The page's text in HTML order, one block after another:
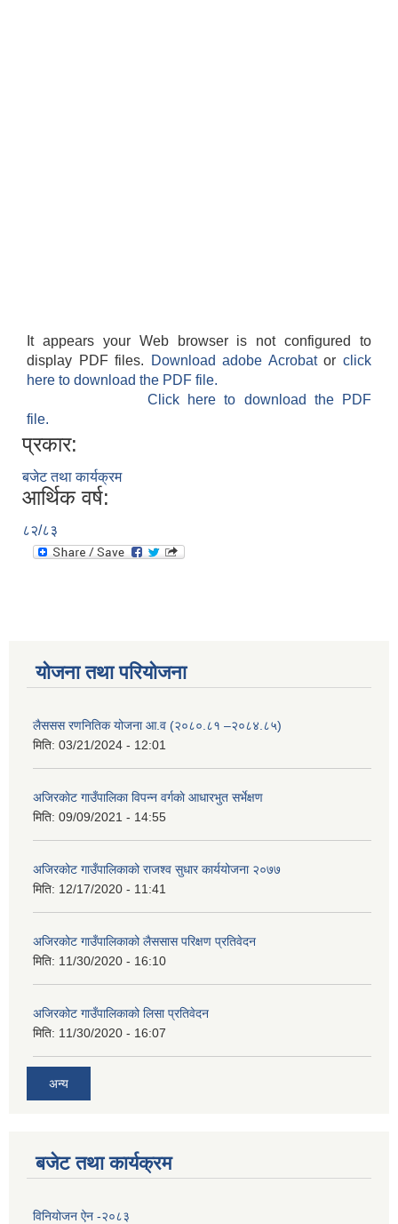
It appears your Web browser is not configured to
display PDF files.
Download adobe Acrobatorclick
here to download the PDF file.
Click here to download the PDF
file.
प्रकार:
बजेट तथा कार्यक्रम
आर्थिक वर्ष:
८२/८३
योजना तथा परियोजना
लैससस रणनितिक योजना आ.व (२०८०.८१ –२०८४.८५)
मिति: 03/21/2024 - 12:01
अजिरकाेट गाउँपालिका विपन्न वर्गकाे आधारभुत सर्भेक्षण
मिति: 09/09/2021 - 14:55
अजिरकोट गाउँपालिकाको राजश्व सुधार कार्ययोजना २०७७
मिति: 12/17/2020 - 11:41
अजिरकोट गाउँपालिकाको लैससास परिक्षण प्रतिवेदन
मिति: 11/30/2020 - 16:10
अजिरकोट गाउँपालिकाको लिसा प्रतिवेदन
मिति: 11/30/2020 - 16:07
अन्य
बजेट तथा कार्यक्रम
विनियोजन ऐन -२०८३